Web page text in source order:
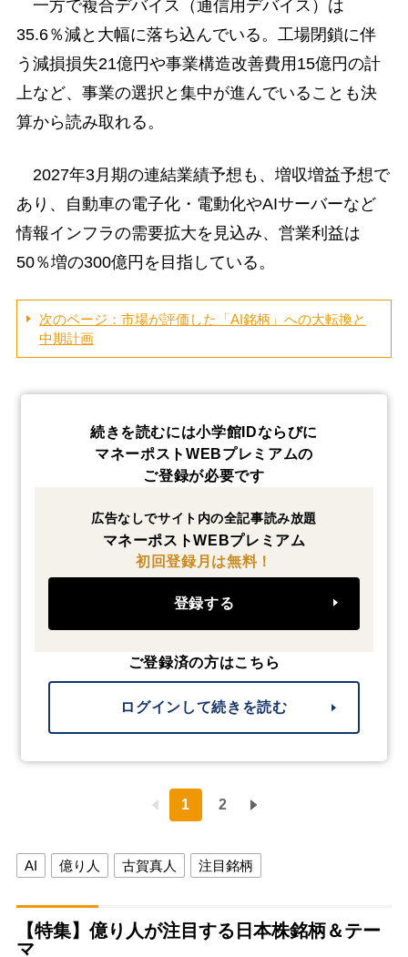
一方で複合デバイス（通信用デバイス）は
35.6％減と大幅に落ち込んでいる。工場閉鎖に伴
う減損損失21億円や事業構造改善費用15億円の計
上など、事業の選択と集中が進んでいることも決
算から読み取れる。
2027年3月期の連結業績予想も、増収増益予想で
あり、自動車の電子化・電動化やAIサーバーなど
情報インフラの需要拡大を見込み、営業利益は
50％増の300億円を目指している。
次のページ：市場が評価した「AI銘柄」への大転換と
中期計画
続きを読むには小学館IDならびに
マネーポストWEBプレミアムの
ご登録が必要です
広告なしでサイト内の全記事読み放題
マネーポストWEBプレミアム
初回登録月は無料！
登録する
ご登録済の方はこちら
ログインして続きを読む
1 2
AI 億り人 古賀真人 注目銘柄
【特集】億り人が注目する日本株銘柄＆テー
マ